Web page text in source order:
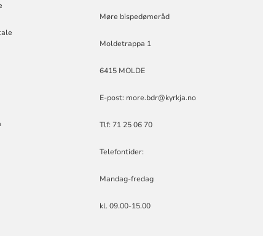
Møre bispedømeråd
Moldetrappa 1
6415 MOLDE
E-post: more.bdr@kyrkja.no
Tlf: 71 25 06 70
Telefontider:
Mandag-fredag
kl. 09.00-15.00